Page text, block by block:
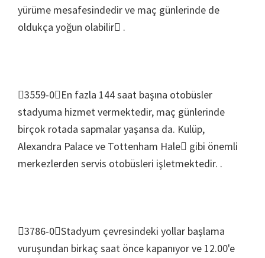
yürüme mesafesindedir ve maç günlerinde de
oldukça yoğun olabilir .
3559-0En fazla 144 saat başına otobüsler
stadyuma hizmet vermektedir, maç günlerinde
birçok rotada sapmalar yaşansa da. Kulüp,
Alexandra Palace ve Tottenham Hale gibi önemli
merkezlerden servis otobüsleri işletmektedir. .
3786-0Stadyum çevresindeki yollar başlama
vuruşundan birkaç saat önce kapanıyor ve 12.00'e